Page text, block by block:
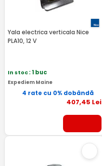
Yala electrica verticala Nice
PLA10, 12 V
In stoc: 1 buc
Expediem Maine
4 rate cu 0% dobândă
407,45 Lei